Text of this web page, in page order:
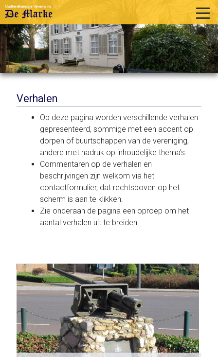
home
historie
activiteiten
over ons
links
contact
Verhalen
Op deze pagina worden verschillende verhalen
gepresenteerd, sommige met een accent op
dorpen of buurtschappen van de vereniging,
andere met nadruk op inhoudelijke thema's.
Commentaren op de verhalen en
beschrijvingen zijn welkom via het
contactformulier, dat rechtsboven op het
scherm is aan te klikken.
Zie onderaan de pagina een oproep om het
aantal verhalen uit te breiden.